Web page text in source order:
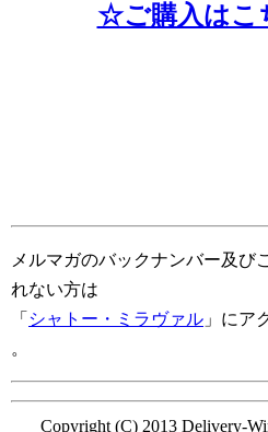
☆ご購入はこ
メルマガのバックナンバー及び
れない方は
「 シャトー・ミラヴァル 」 にア
。
Copyright (C) 2013 Delivery-